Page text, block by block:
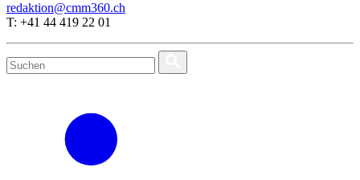
redaktion@cmm360.ch
T: +41 44 419 22 01